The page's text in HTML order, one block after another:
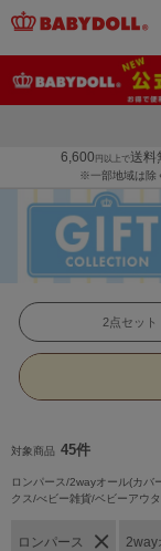
6,600 円以上で送料
※一部地域は除
2点セット
対象商品 45件
ロンパース/2wayオール(カバ
クス/べビー雑貨/ベビーアウ
ロンパース 2way